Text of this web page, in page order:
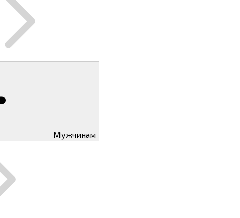
Мужчинам